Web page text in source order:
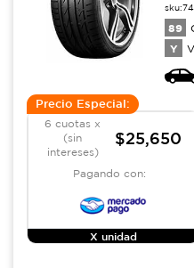
sku:
89
Y
Precio Especial:
6 cuotas x
(sin
intereses)
$25,650
Pagando con:
X unidad